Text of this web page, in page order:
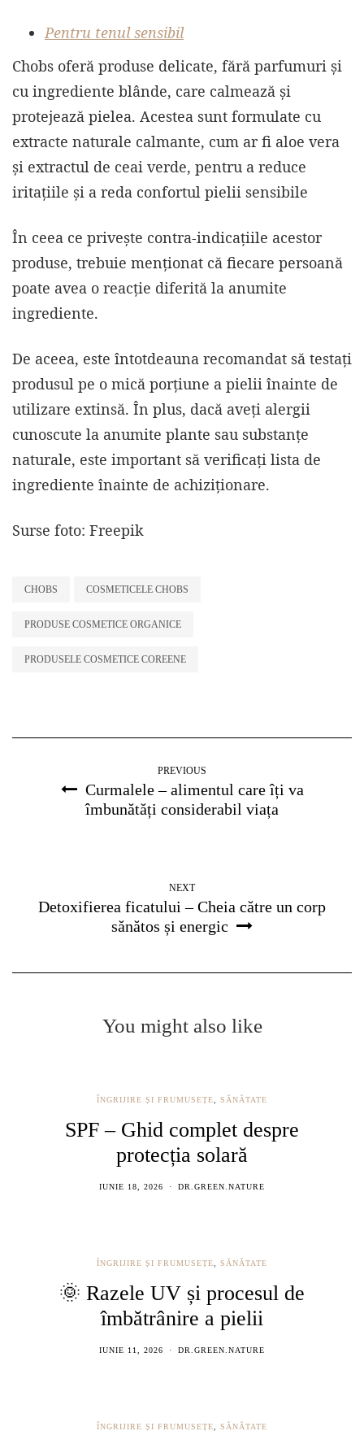
Pentru tenul sensibil
Chobs oferă produse delicate, fără parfumuri și
cu ingrediente blânde, care calmează și
protejează pielea. Acestea sunt formulate cu
extracte naturale calmante, cum ar fi aloe vera
și extractul de ceai verde, pentru a reduce
iritațiile și a reda confortul pielii sensibile
În ceea ce privește contra-indicațiile acestor
produse, trebuie menționat că fiecare persoană
poate avea o reacție diferită la anumite
ingrediente.
De aceea, este întotdeauna recomandat să testați
produsul pe o mică porțiune a pielii înainte de
utilizare extinsă. În plus, dacă aveți alergii
cunoscute la anumite plante sau substanțe
naturale, este important să verificați lista de
ingrediente înainte de achiziționare.
Surse foto: Freepik
CHOBS COSMETICELE CHOBS
PRODUSE COSMETICE ORGANICE
PRODUSELE COSMETICE COREENE
PREVIOUS
Curmalele – alimentul care îți va
îmbunătăți considerabil viața
NEXT
Detoxifierea ficatului – Cheia către un corp
sănătos și energic
You might also like
ÎNGRIJIRE ȘI FRUMUSEȚE SĂNĂTATE
SPF – Ghid complet despre
protecția solară
IUNIE 18, 2026 DR.GREEN.NATURE
ÎNGRIJIRE ȘI FRUMUSEȚE SĂNĂTATE
🌞 Razele UV și procesul de
îmbătrânire a pielii
IUNIE 11, 2026 DR.GREEN.NATURE
ÎNGRIJIRE ȘI FRUMUSEȚE SĂNĂTATE